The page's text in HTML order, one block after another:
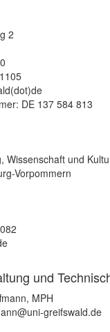
2
DE 137 584 813
Wissenschaft und
Vorpommern
und
MPH
greifswald.de